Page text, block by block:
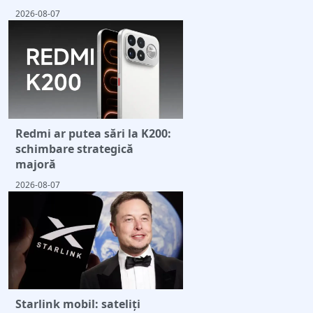
2026-08-07
Redmi ar putea sări la K200:
schimbare strategică
majoră
2026-08-07
Starlink mobil: sateliți